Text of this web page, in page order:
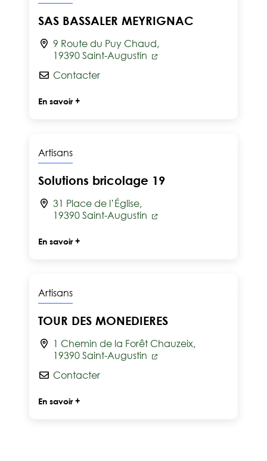
SAS BASSALER MEYRIGNAC
9 Route du Puy Chaud,
19390 Saint-Augustin
Contacter
En savoir +
Artisans
Solutions bricolage 19
31 Place de l’Église,
19390 Saint-Augustin
En savoir +
Artisans
TOUR DES MONEDIERES
1 Chemin de la Forêt Chauzeix,
19390 Saint-Augustin
Contacter
En savoir +